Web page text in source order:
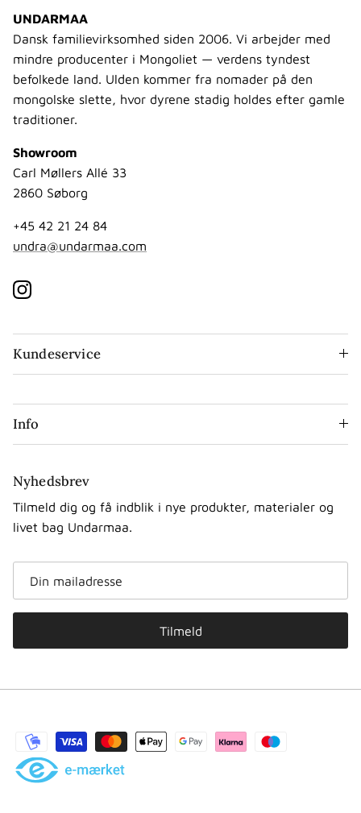
UNDARMAA
Dansk familievirksomhed siden 2006. Vi arbejder med
mindre producenter i Mongoliet — verdens tyndest
befolkede land. Ulden kommer fra nomader på den
mongolske slette, hvor dyrene stadig holdes efter gamle
traditioner.
Showroom
Carl Møllers Allé 33
2860 Søborg
+45 42 21 24 84
undra@undarmaa.com
Instagram
Kundeservice
Info
Nyhedsbrev
Tilmeld dig og få indblik i nye produkter, materialer og
livet bag Undarmaa.
Tilmeld